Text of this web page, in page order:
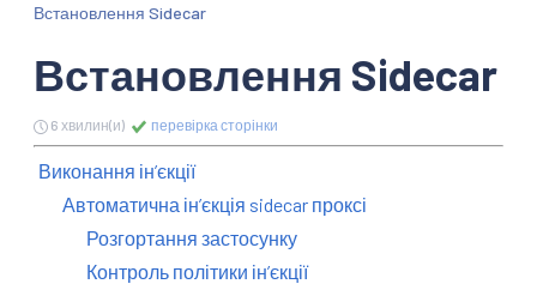
Встановлення Sidecar
Встановлення Sidecar
6 хвилин(и) перевірка сторінки
Виконання інʼєкції
Автоматична інʼєкція sidecar проксі
Розгортання застосунку
Контроль політики інʼєкції